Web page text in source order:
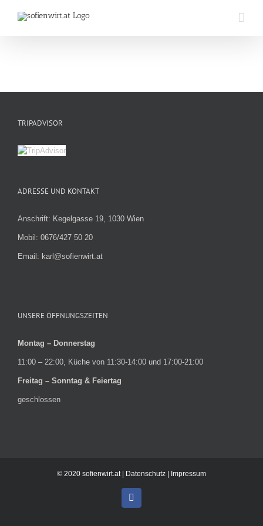
TRIPADVISOR
ADRESSE UND KONTAKT
Anschrift: Kegelgasse 19, 1030 Wien
Mobil: 0676/427 50 20
Email: karl@sofienwirt.at
UNSERE ÖFFNUNGSZEITEN
Montag – Donnerstag
11:00 – 22:00, Küche von 11:30-14:00 und 17:00-21:00
Freitag – Sonntag & Feiertag
geschlossen
© 2020 sofienwirt.at | Datenschutz Impressum